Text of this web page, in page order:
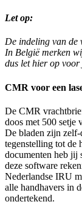
Let op:
De indeling van de
In België merken
dus let hier op voor
CMR voor een
De CMR
doos met 500 setje
De bladen zijn
tegenstelling tot de
documenten heb jij
deze software
Nederlandse IRU
alle handhavers in
ondertekend.